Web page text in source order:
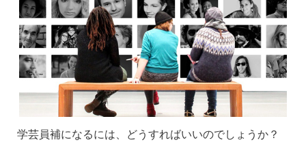
学芸員補になるには、どうすればいいのでしょうか？